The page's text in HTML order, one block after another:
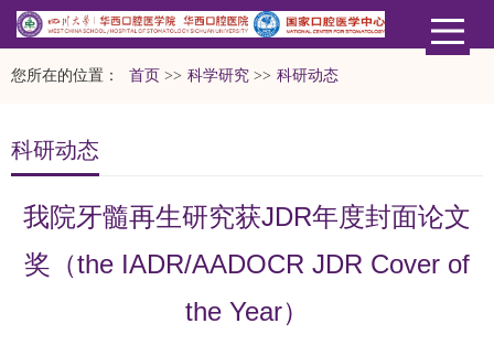
您所在的位置： 首页 >> 科学研究 >> 科研动态
科研动态
我院牙髓再生研究获JDR年度封面论文
奖（the IADR/AADOCR JDR Cover of
the Year）